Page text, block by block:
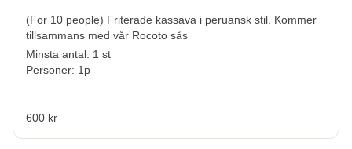
(For 10 people) Friterade kassava i peruansk stil. Kommer
tillsammans med vår Rocoto sås
Minsta antal: 1 st
Personer: 1p
600 kr